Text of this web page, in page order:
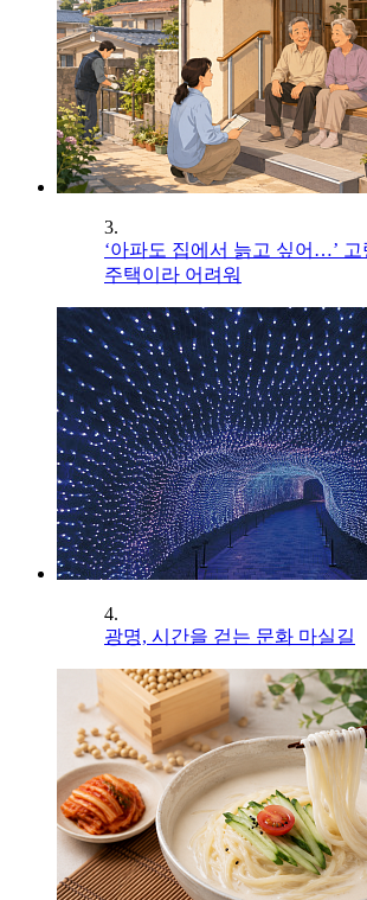
3.
‘아파도 집에서 늙고 싶어…’ 고
주택이라 어려워
4.
광명, 시간을 걷는 문화 마실길